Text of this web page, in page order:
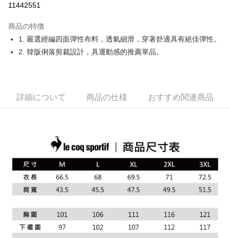
Easy Wallet
OP Pay Later
2. 支払い方法で「OP Pay Later」を選択すると、注文が成立した後に自動
を基準とします。
4. 注文成立後30分以内に確認取引を行わない場合や審査が通過しない場
発生した場合は、システムの評価基準に達していないことを意味し、評価
内容についての説明はいたしかねます。
1. 分割払いの金額は電信請求書に統合されず、「OP Pay Later」は毎月の
締め日後に支払いリマインダーのSMSを送信します。
2. SMSのリンクを通じて請求書を開いた後、「コンビニバーコード／台湾
説明
3.注文するときのお支払いは不要です。商品はご指定の住所に配送されま
4.ご注文が完了すると、携帯に支払い通知のSMSが届きます。アプリ会員
の場合は、AFTEE アプリプッシュ通知が届きます。
5.商品受け取り時のお支払いは不要です。商品を確かめてから、SMSまた
はアプリの通知に従って、4大コンビニ、またはATM/オンラインバンキン
グでお支払いください。
代金納付期限は最短で 14 日以内ですので、ご注意ください。AFTEE アプ
リをダウンロードして AFTEE 会員になるとお支払い期限を最長 45 日以内
まで延長できます。
送料無料
付款後全家取貨
萊爾富取貨付款
送料無料
11442551
商品の特徴
1. 嚴選經編四面彈性布料，透氣細滑，穿著舒適具有絕佳彈性。
2. 韓版俐落剪裁設計，具運動感的推薦單品。
詳細について 商品の仕様 おすすめ関連商品